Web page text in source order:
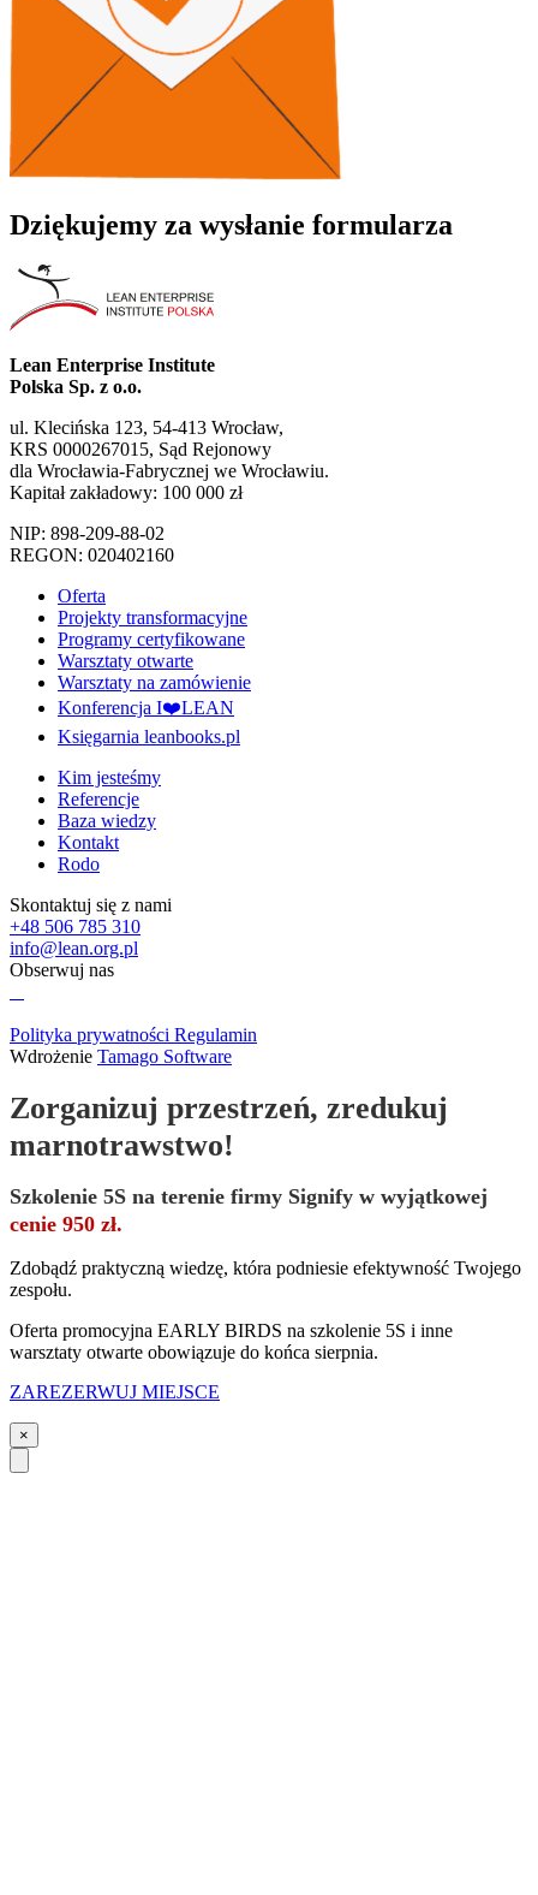
Dziękujemy za wysłanie formularza
Lean Enterprise Institute
Polska Sp. z o.o.
ul. Klecińska 123, 54-413 Wrocław,
KRS 0000267015, Sąd Rejonowy
dla Wrocławia-Fabrycznej we Wrocławiu.
Kapitał zakładowy: 100 000 zł
NIP: 898-209-88-02
REGON: 020402160
Oferta
Projekty transformacyjne
Programy certyfikowane
Warsztaty otwarte
Warsztaty na zamówienie
Konferencja I❤️LEAN
Księgarnia leanbooks.pl
Kim jesteśmy
Referencje
Baza wiedzy
Kontakt
Rodo
Skontaktuj się z nami
+48 506 785 310
info@lean.org.pl
Obserwuj nas
Polityka prywatności Regulamin
Wdrożenie Tamago Software
Zorganizuj przestrzeń, zredukuj
marnotrawstwo!
Szkolenie 5S na terenie firmy Signify w wyjątkowej
cenie 950 zł.
Zdobądź praktyczną wiedzę, która podniesie efektywność Twojego
zespołu.
Oferta promocyjna EARLY BIRDS na szkolenie 5S i inne
warsztaty otwarte obowiązuje do końca sierpnia.
ZAREZERWUJ MIEJSCE
×